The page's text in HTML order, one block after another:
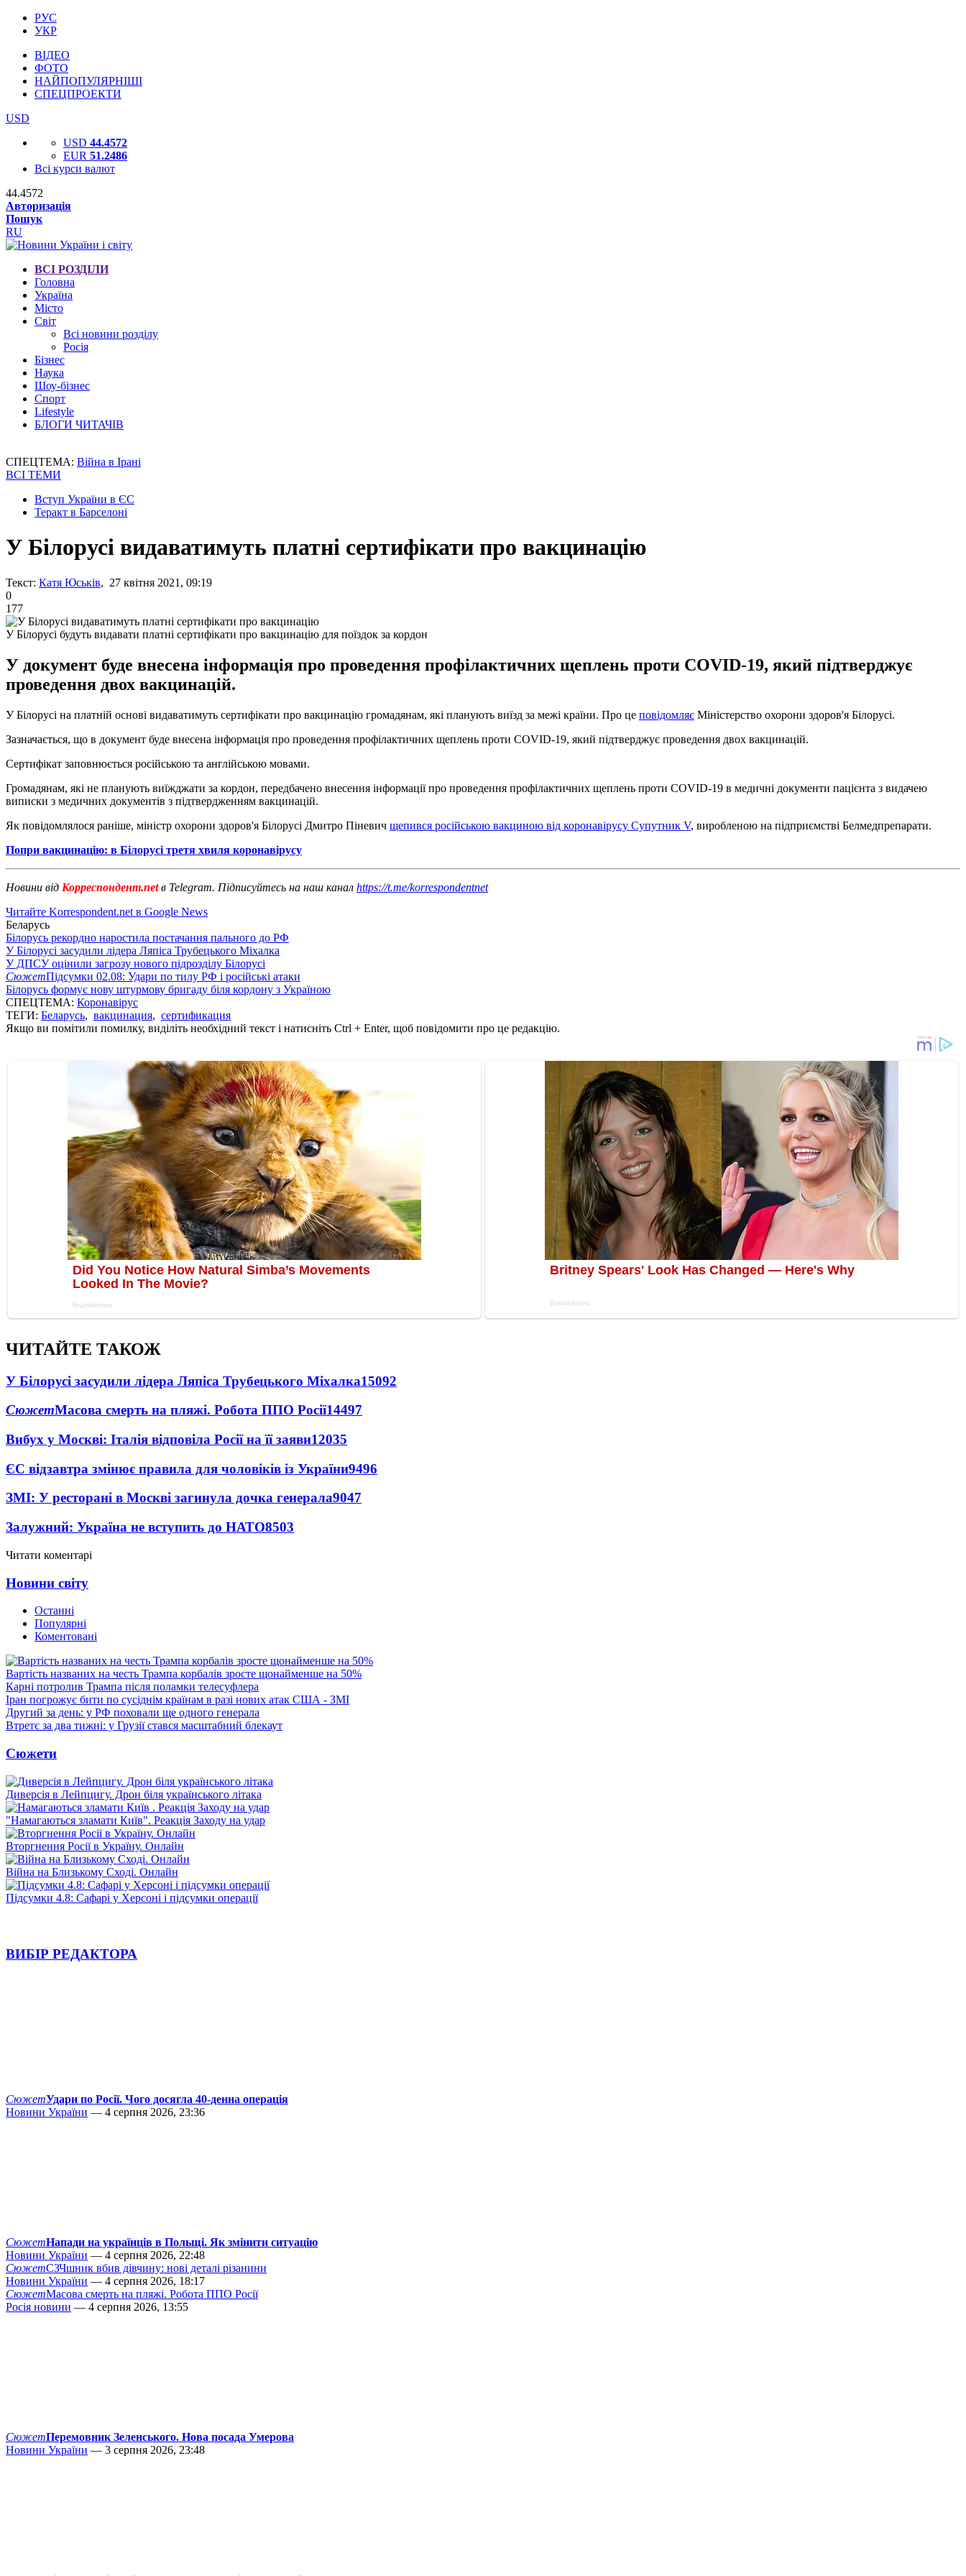
РУС
УКР
ВІДЕО
ФОТО
НАЙПОПУЛЯРНІШІ
СПЕЦПРОЕКТИ
USD
USD 44.4572
EUR 51.2486
Всі курси валют
44.4572
Авторизація
Пошук
RU
ВСІ РОЗДІЛИ
Головна
Україна
Місто
Світ
Всі новини розділу
Росія
Бізнес
Наука
Шоу-бізнес
Спорт
Lifestyle
БЛОГИ ЧИТАЧІВ
СПЕЦТЕМА: Війна в Ірані
ВСІ ТЕМИ
Вступ України в ЄС
Теракт в Барселоні
У Білорусі видаватимуть платні сертифікати про вакцинацію
Текст: Катя Юськів, 27 квітня 2021, 09:19
0
177
У Білорусі будуть видавати платні сертифікати про вакцинацію для поїздок за кордон
У документ буде внесена інформація про проведення профілактичних щеплень проти COVID-19, який підтверджує
проведення двох вакцинацій.
У Білорусі на платній основі видаватимуть сертифікати про вакцинацію громадянам, які планують виїзд за межі країни. Про це повідомляє Міністерство охорони здоров'я Білорусі.
Зазначається, що в документ буде внесена інформація про проведення профілактичних щеплень проти COVID-19, який підтверджує проведення двох вакцинацій.
Сертифікат заповнюється російською та англійською мовами.
Громадянам, які не планують виїжджати за кордон, передбачено внесення інформації про проведення профілактичних щеплень проти COVID-19 в медичні документи пацієнта з видачею
виписки з медичних документів з підтвердженням вакцинацій.
Як повідомлялося раніше, міністр охорони здоров'я Білорусі Дмитро Піневич щепився російською вакциною від коронавірусу Супутник V, виробленою на підприємстві Белмедпрепарати.
Попри вакцинацію: в Білорусі третя хвиля коронавірусу
Новини від Корреспондент.netв Telegram. Підписуйтесь на наш канал https://t.me/korrespondentnet
Читайте Korrespondent.net в Google News
Беларусь
Білорусь рекордно наростила постачання пального до РФ
У Білорусі засудили лідера Ляпіса Трубецького Міхалка
У ДПСУ оцінили загрозу нового підрозділу Білорусі
СюжетПідсумки 02.08: Удари по тилу РФ і російські атаки
Білорусь формує нову штурмову бригаду біля кордону з Україною
СПЕЦТЕМА: Коронавірус
ТЕГИ: Беларусь, вакцинация, сертификация
Якщо ви помітили помилку, виділіть необхідний текст і натисніть Ctrl + Enter, щоб повідомити про це редакцію.
ЧИТАЙТЕ ТАКОЖ
У Білорусі засудили лідера Ляпіса Трубецького Міхалка15092
СюжетМасова смерть на пляжі. Робота ППО Росії14497
Вибух у Москві: Італія відповіла Росії на її заяви12035
ЄС відзавтра змінює правила для чоловіків із України9496
ЗМІ: У ресторані в Москві загинула дочка генерала9047
Залужний: Україна не вступить до НАТО8503
Читати коментарі
Новини світу
Останні
Популярні
Коментовані
Вартість названих на честь Трампа корбалів зросте щонайменше на 50%
Карні потролив Трампа після поламки телесуфлера
Іран погрожує бити по сусіднім країнам в разі нових атак США - ЗМІ
Другий за день: у РФ поховали ще одного генерала
Втретє за два тижні: у Грузії стався масштабний блекаут
Сюжети
Диверсія в Лейпцигу. Дрон біля українського літака
"Намагаються зламати Київ". Реакція Заходу на удар
Вторгнення Росії в Україну. Онлайн
Війна на Близькому Сході. Онлайн
Підсумки 4.8: Сафарі у Херсоні і підсумки операції
ВИБІР РЕДАКТОРА
СюжетУдари по Росії. Чого досягла 40-денна операція
Новини України — 4 серпня 2026, 23:36
СюжетНапади на українців в Польщі. Як змінити ситуацію
Новини України — 4 серпня 2026, 22:48
СюжетСЗЧшник вбив дівчину: нові деталі різанини
Новини України — 4 серпня 2026, 18:17
СюжетМасова смерть на пляжі. Робота ППО Росії
Росія новини — 4 серпня 2026, 13:55
СюжетПеремовник Зеленського. Нова посада Умерова
Новини України — 3 серпня 2026, 23:48